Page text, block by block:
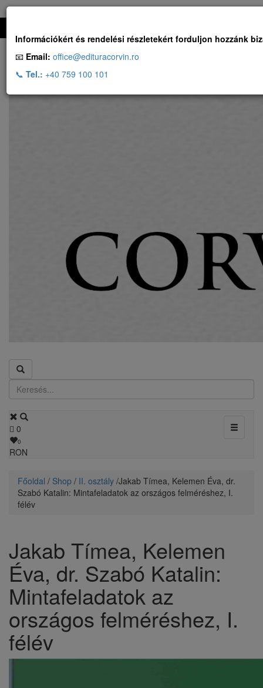
Toggle
0
0
RON
Főoldal / Shop / II. osztály / ​Jakab Tímea, Kelemen Éva, dr.
Szabó Katalin: Mintafeladatok az országos felméréshez, I.
félév
​Jakab Tímea, Kelemen
Éva, dr. Szabó Katalin:
Mintafeladatok az
országos felméréshez, I.
félév
Információkért és rendelési részletekért forduljon hozzánk
📧 Email: office@edituracorvin.ro
📞 Tel.: +40 759 100 101